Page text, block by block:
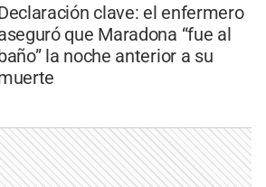
clave: el enfermero
que Maradona “fue al
la noche anterior a su